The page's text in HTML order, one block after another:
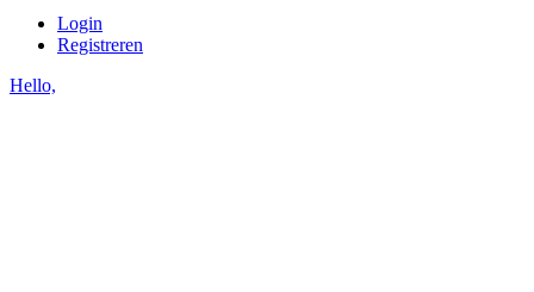
Login
Registreren
Hello,